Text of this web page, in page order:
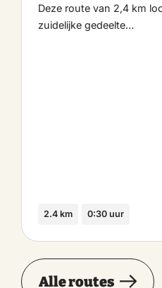
Deze route van 2,4 km
zuidelijke gedeelte…
2.4 km 0:30 uur
Alle routes